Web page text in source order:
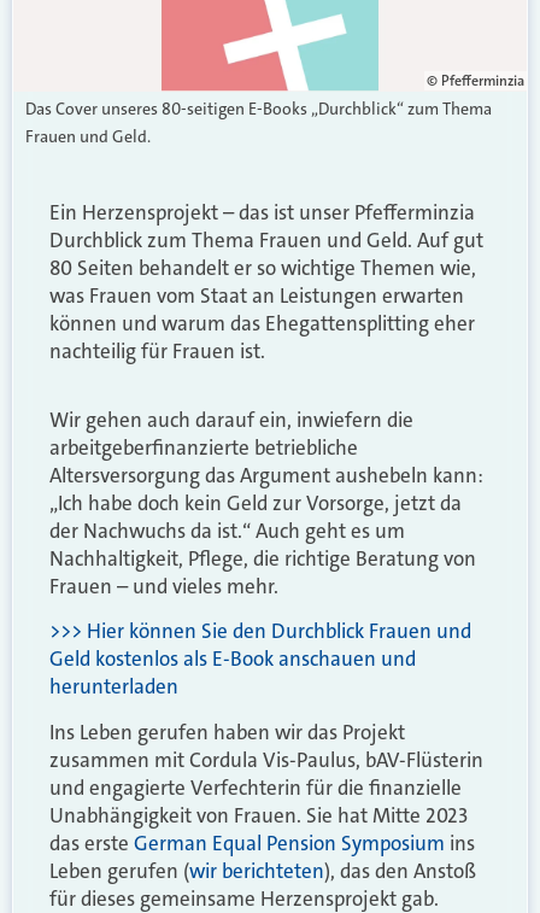
© Pfefferminzia
Das Cover unseres 80-seitigen E-Books „Durchblick“ zum Thema
Frauen und Geld.
Ein Herzensprojekt – das ist unser Pfefferminzia
Durchblick zum Thema Frauen und Geld. Auf gut
80 Seiten behandelt er so wichtige Themen wie,
was Frauen vom Staat an Leistungen erwarten
können und warum das Ehegattensplitting eher
nachteilig für Frauen ist.
Wir gehen auch darauf ein, inwiefern die
arbeitgeberfinanzierte betriebliche
Altersversorgung das Argument aushebeln kann:
„Ich habe doch kein Geld zur Vorsorge, jetzt da
der Nachwuchs da ist.“ Auch geht es um
Nachhaltigkeit, Pflege, die richtige Beratung von
Frauen – und vieles mehr.
>>> Hier können Sie den Durchblick Frauen und
Geld kostenlos als E-Book anschauen und
herunterladen
Ins Leben gerufen haben wir das Projekt
zusammen mit Cordula Vis-Paulus, bAV-Flüsterin
und engagierte Verfechterin für die finanzielle
Unabhängigkeit von Frauen. Sie hat Mitte 2023
das erste German Equal Pension Symposium ins
Leben gerufen (wir berichteten), das den Anstoß
für dieses gemeinsame Herzensprojekt gab.